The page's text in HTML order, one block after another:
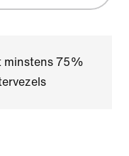
minstens 75%